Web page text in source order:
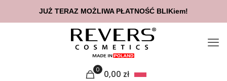
0 0,00 zł
JUŻ TERAZ MOŻLIWA PŁATNOŚĆ BLIKiem!